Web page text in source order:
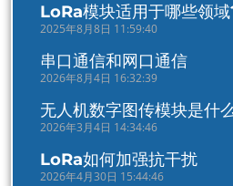
LoRa模块适用于哪些领
2025年8月8日 11:59:40
串口通信和网口通信
2026年8月4日 16:32:39
无人机数字图传模块是什
2026年3月4日 14:34:46
LoRa如何加强抗干扰
2026年4月30日 15:44:46